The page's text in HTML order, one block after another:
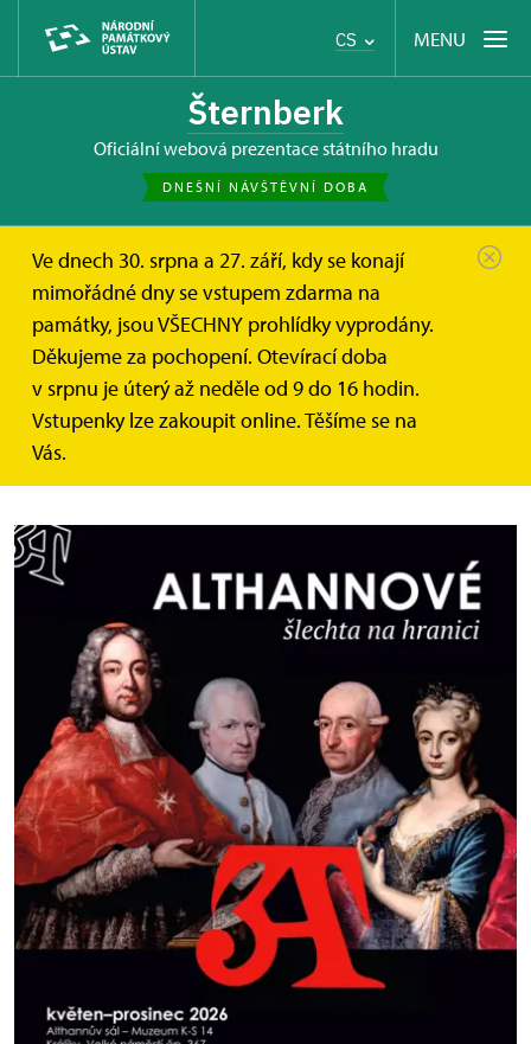
CS MENU
Šternberk
oficiální webová prezentace státního hradu
DNEŠNÍ NÁVŠTĚVNÍ DOBA
Ve dnech 30. srpna a 27. září, kdy se konají
mimořádné dny se vstupem zdarma na
památky, jsou VŠECHNY prohlídky vyprodány.
Děkujeme za pochopení. Otevírací doba
v srpnu je úterý až neděle od 9 do 16 hodin.
Vstupenky lze zakoupit online. Těšíme se na
Vás.
Hrad Šternberk
Zprávy
Althannové: šlechta na hranici....
Althannové: šlechta na hranici.
Výstava v Králíkách představuje
také předměty z památek NPÚ